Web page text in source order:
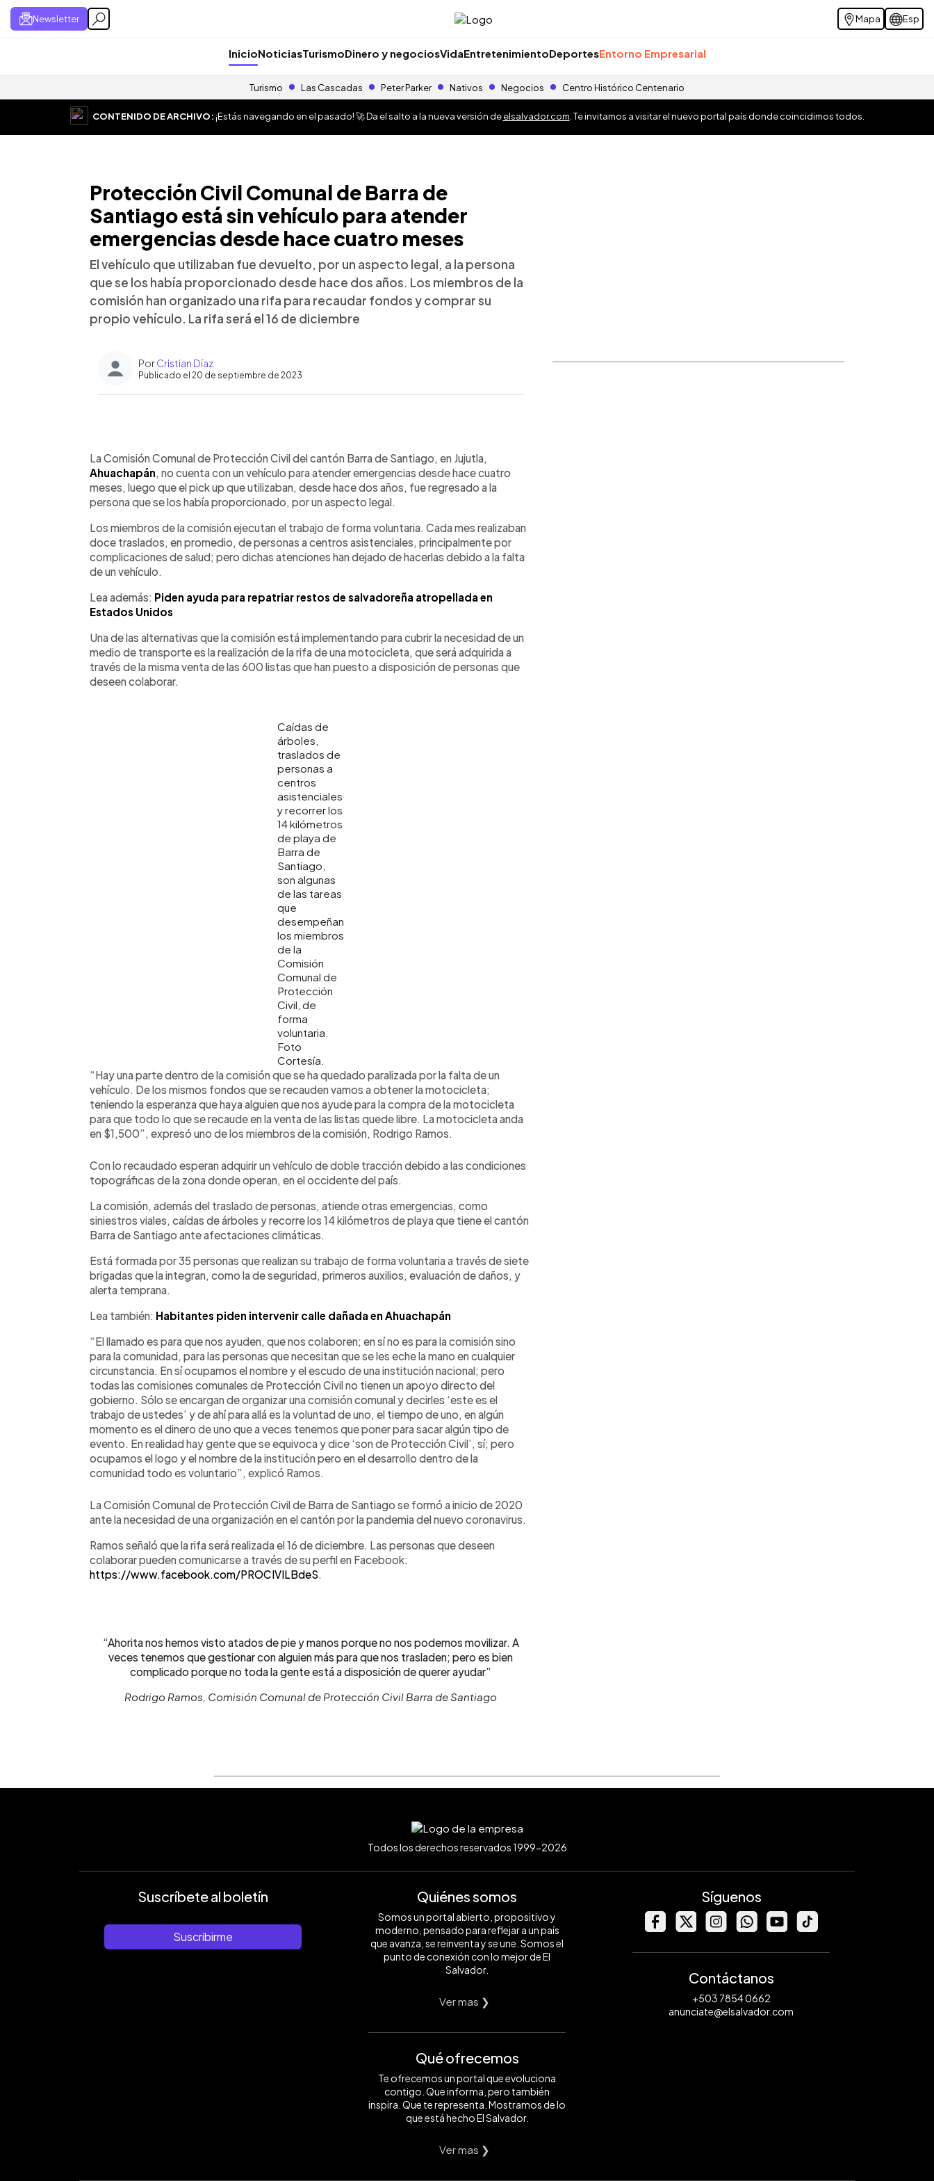
Newsletter Mapa Esp
InicioNoticiasTurismoDinero y negociosVidaEntretenimientoDeportesEntorno Empresarial
Turismo Las Cascadas Peter Parker Nativos Negocios Centro Histórico Centenario
CONTENIDO DE ARCHIVO:¡Estás navegando en el pasado! 🚀 Da el salto a la nueva versión deelsalvador.com . Te invitamos a visitar el nuevo portal país donde coincidimos todos.
Protección Civil Comunal de Barra de
Santiago está sin vehículo para atender
emergencias desde hace cuatro meses
El vehículo que utilizaban fue devuelto, por un aspecto legal, a la persona
que se los había proporcionado desde hace dos años. Los miembros de la
comisión han organizado una rifa para recaudar fondos y comprar su
propio vehículo. La rifa será el 16 de diciembre
PorCristian Díaz
Publicado el 20 de septiembre de 2023
► Escuchar artículo
La Comisión Comunal de Protección Civil del cantón Barra de Santiago, en Jujutla,
Ahuachapán, no cuenta con un vehículo para atender emergencias desde hace cuatro
meses, luego que el pick up que utilizaban, desde hace dos años, fue regresado a la
persona que se los había proporcionado, por un aspecto legal.
Los miembros de la comisión ejecutan el trabajo de forma voluntaria. Cada mes realizaban
doce traslados, en promedio, de personas a centros asistenciales, principalmente por
complicaciones de salud; pero dichas atenciones han dejado de hacerlas debido a la falta
de un vehículo.
Lea además: Piden ayuda para repatriar restos de salvadoreña atropellada en
Estados Unidos
Una de las alternativas que la comisión está implementando para cubrir la necesidad de un
medio de transporte es la realización de la rifa de una motocicleta, que será adquirida a
través de la misma venta de las 600 listas que han puesto a disposición de personas que
deseen colaborar.
Caídas de
árboles,
traslados de
personas a
centros
asistenciales
y recorrer los
14 kilómetros
de playa de
Barra de
Santiago,
son algunas
de las tareas
que
desempeñan
los miembros
de la
Comisión
Comunal de
Protección
Civil, de
forma
voluntaria.
Foto
Cortesía.
“Hay una parte dentro de la comisión que se ha quedado paralizada por la falta de un
vehículo. De los mismos fondos que se recauden vamos a obtener la motocicleta;
teniendo la esperanza que haya alguien que nos ayude para la compra de la motocicleta
para que todo lo que se recaude en la venta de las listas quede libre. La motocicleta anda
en $1,500”, expresó uno de los miembros de la comisión, Rodrigo Ramos.
Con lo recaudado esperan adquirir un vehículo de doble tracción debido a las condiciones
topográficas de la zona donde operan, en el occidente del país.
La comisión, además del traslado de personas, atiende otras emergencias, como
siniestros viales, caídas de árboles y recorre los 14 kilómetros de playa que tiene el cantón
Barra de Santiago ante afectaciones climáticas.
Está formada por 35 personas que realizan su trabajo de forma voluntaria a través de siete
brigadas que la integran, como la de seguridad, primeros auxilios, evaluación de daños, y
alerta temprana.
Lea también: Habitantes piden intervenir calle dañada en Ahuachapán
“El llamado es para que nos ayuden, que nos colaboren; en sí no es para la comisión sino
para la comunidad, para las personas que necesitan que se les eche la mano en cualquier
circunstancia. En sí ocupamos el nombre y el escudo de una institución nacional; pero
todas las comisiones comunales de Protección Civil no tienen un apoyo directo del
gobierno. Sólo se encargan de organizar una comisión comunal y decirles ‘este es el
trabajo de ustedes’ y de ahí para allá es la voluntad de uno, el tiempo de uno, en algún
momento es el dinero de uno que a veces tenemos que poner para sacar algún tipo de
evento. En realidad hay gente que se equivoca y dice ‘son de Protección Civil’, sí; pero
ocupamos el logo y el nombre de la institución pero en el desarrollo dentro de la
comunidad todo es voluntario”, explicó Ramos.
La Comisión Comunal de Protección Civil de Barra de Santiago se formó a inicio de 2020
ante la necesidad de una organización en el cantón por la pandemia del nuevo coronavirus.
Ramos señaló que la rifa será realizada el 16 de diciembre. Las personas que deseen
colaborar pueden comunicarse a través de su perfil en Facebook:
https://www.facebook.com/PROCIVILBdeS.
“Ahorita nos hemos visto atados de pie y manos porque no nos podemos movilizar. A
veces tenemos que gestionar con alguien más para que nos trasladen; pero es bien
complicado porque no toda la gente está a disposición de querer ayudar”
Rodrigo Ramos, Comisión Comunal de Protección Civil Barra de Santiago
Todos los derechos reservados 1999-2026
Suscríbete al boletín
Suscribirme
Quiénes somos
Somos un portal abierto, propositivo y
moderno, pensado para reflejar a un país
que avanza, se reinventa y se une. Somos el
punto de conexión con lo mejor de El
Salvador.
Ver mas ❯
Qué ofrecemos
Te ofrecemos un portal que evoluciona
contigo. Que informa, pero también
inspira. Que te representa. Mostramos de lo
que está hecho El Salvador.
Ver mas ❯
Síguenos
Contáctanos
+503 7854 0662
anunciate@elsalvador.com